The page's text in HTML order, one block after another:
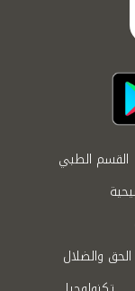
القسم الطبي
الحق والضلال